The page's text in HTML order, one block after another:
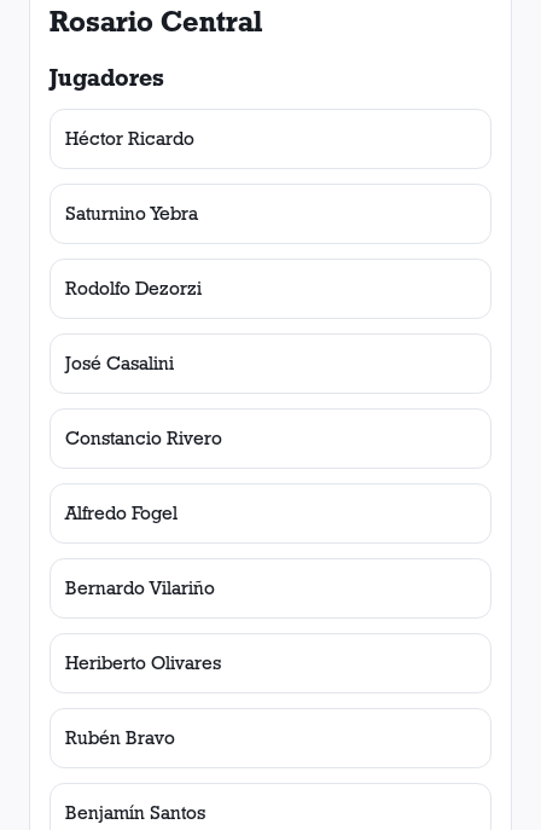
Rosario Central
Jugadores
Héctor Ricardo
Saturnino Yebra
Rodolfo Dezorzi
José Casalini
Constancio Rivero
Alfredo Fogel
Bernardo Vilariño
Heriberto Olivares
Rubén Bravo
Benjamín Santos